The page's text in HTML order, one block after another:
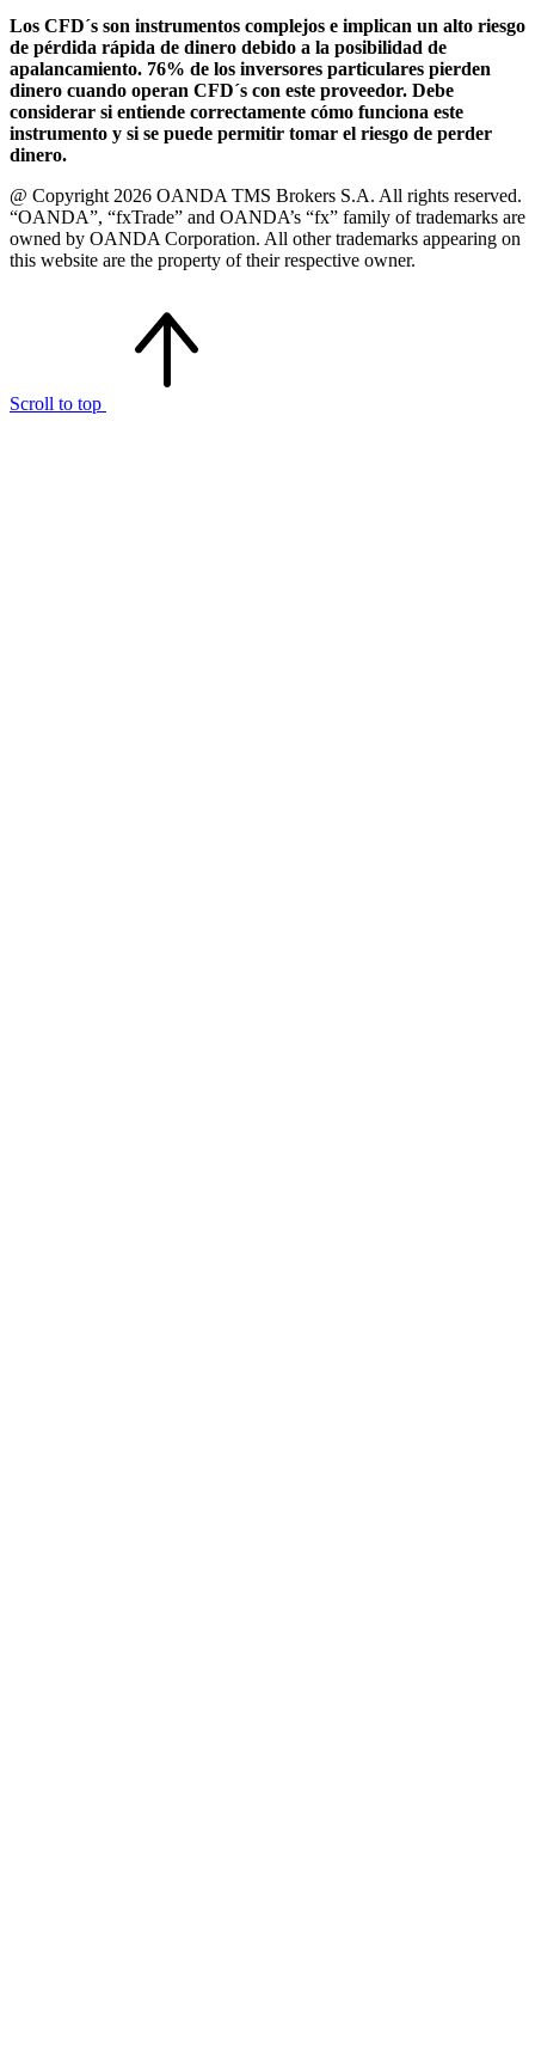
Los CFD´s son instrumentos complejos e implican un alto riesgo
de pérdida rápida de dinero debido a la posibilidad de
apalancamiento. 76% de los inversores particulares pierden
dinero cuando operan CFD´s con este proveedor. Debe
considerar si entiende correctamente cómo funciona este
instrumento y si se puede permitir tomar el riesgo de perder
dinero.
@ Copyright 2026 OANDA TMS Brokers S.A. All rights reserved.
“OANDA”, “fxTrade” and OANDA’s “fx” family of trademarks are
owned by OANDA Corporation. All other trademarks appearing on
this website are the property of their respective owner.
Scroll to top